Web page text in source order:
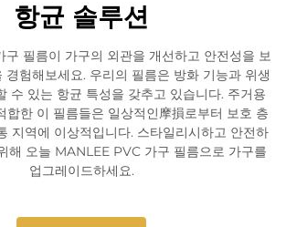
항균 솔루션
필름이 가구의 외관을 개선하고 안전성을 보
경험해보세요. 우리의 필름은 방화 기능과 위생
수 있는 항균 특성을 갖추고 있습니다. 주거용
합한 이 필름들은 일상적인摩損로부터 보호 층
지역에 이상적입니다. 스타일리시하고 안전하
해 오늘 MANLEE PVC 가구 필름으로 가구를
업그레이드하세요.